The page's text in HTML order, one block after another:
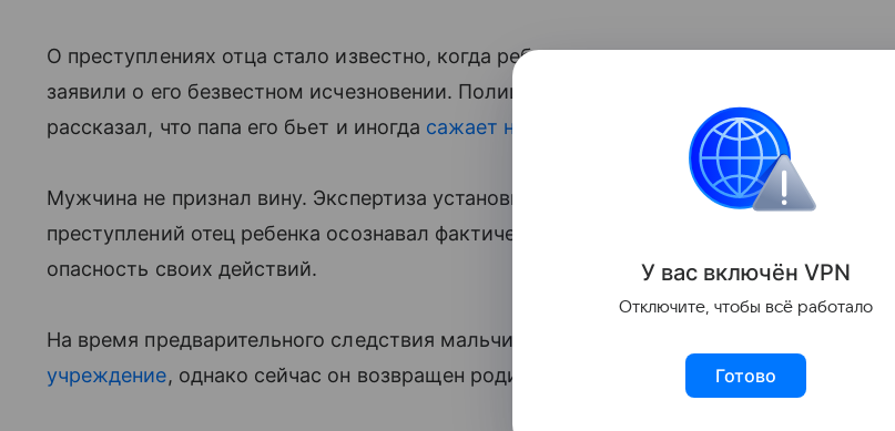
О преступлениях отца стало известно, когда ребенок заигрался на улице и родители
заявили о его безвестном исчезновении. Полицейским, которые нашли мальчика, он
рассказал, что папа его бьет и иногда сажает на цепь
Мужчина не признал вину. Экспертиза установила, что во время совершения
преступлений отец ребенка осознавал фактический характер и общественную
опасность своих действий.
На время предварительного следствия мальчика
учреждение, однако сейчас он возвращен родителям. Семья поставлена на контроль.
У вас включён VPN
Отключите, чтобы всё работало
Готово